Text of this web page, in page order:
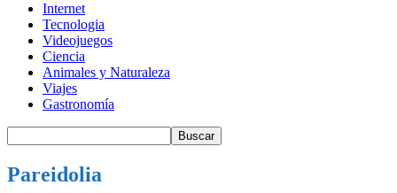
Internet
Tecnologia
Videojuegos
Ciencia
Animales y Naturaleza
Viajes
Gastronomía
Pareidolia